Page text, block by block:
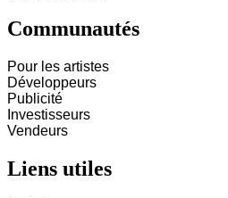
Communautés
Pour les artistes
Développeurs
Publicité
Investisseurs
Vendeurs
Liens utiles